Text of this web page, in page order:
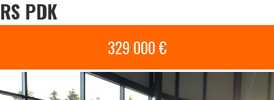
RS PDK
329 000 €